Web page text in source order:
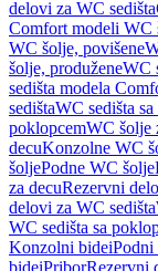
delovi za WC sedišta
Comfort modeli WC
WC šolje, povišene
šolje, produženeWC
sedišta modela
sedištaWC sedišta
poklopcemWC šolje
decuKonzolne WC
šoljePodne WC šolje
za decuRezervni
delovi za WC sedišta
WC sedišta sa
Konzolni bideiPodni
bideiPriborRezervni